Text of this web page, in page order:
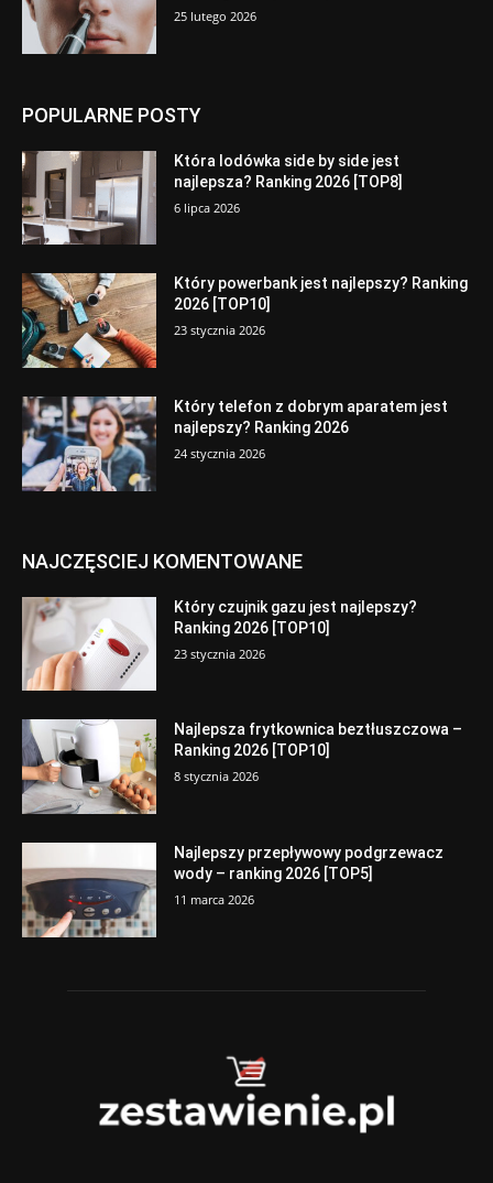
25 lutego 2026
POPULARNE POSTY
Która lodówka side by side jest
najlepsza? Ranking 2026 [TOP8]
6 lipca 2026
Który powerbank jest najlepszy? Ranking
2026 [TOP10]
23 stycznia 2026
Który telefon z dobrym aparatem jest
najlepszy? Ranking 2026
24 stycznia 2026
NAJCZĘSCIEJ KOMENTOWANE
Który czujnik gazu jest najlepszy?
Ranking 2026 [TOP10]
23 stycznia 2026
Najlepsza frytkownica beztłuszczowa –
Ranking 2026 [TOP10]
8 stycznia 2026
Najlepszy przepływowy podgrzewacz
wody – ranking 2026 [TOP5]
11 marca 2026